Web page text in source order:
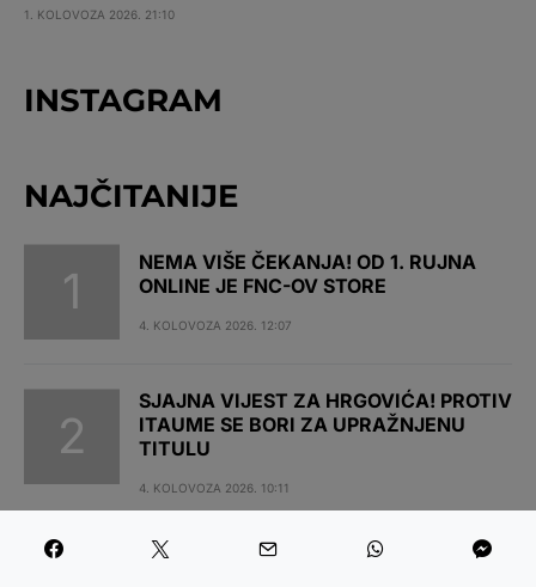
1. KOLOVOZA 2026. 21:10
INSTAGRAM
NAJČITANIJE
NEMA VIŠE ČEKANJA! OD 1. RUJNA
ONLINE JE FNC-OV STORE
4. KOLOVOZA 2026. 12:07
SJAJNA VIJEST ZA HRGOVIĆA! PROTIV
ITAUME SE BORI ZA UPRAŽNJENU
TITULU
4. KOLOVOZA 2026. 10:11
VELIKI SKOK UROŠA MEDIĆA NAKON